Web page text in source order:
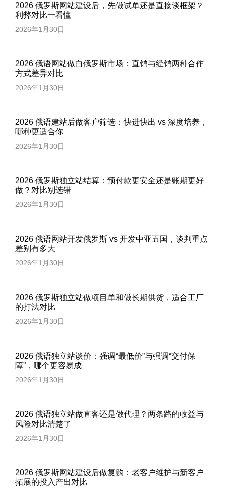
2026 俄罗斯网站建设后，先做试单还是直接谈框架？
利弊对比一看懂
2026年1月30日
2026 俄语网站做白俄罗斯市场：直销与经销两种合作
方式差异对比
2026年1月30日
2026 俄语建站后做客户筛选：快进快出 vs 深度培养，
哪种更适合你
2026年1月30日
2026 俄罗斯独立站结算：预付款更安全还是账期更好
做？对比别选错
2026年1月30日
2026 俄语网站开发俄罗斯 vs 开发中亚五国，谈判重点
差别有多大
2026年1月30日
2026 俄罗斯独立站做项目单和做长期供货，适合工厂
的打法对比
2026年1月30日
2026 俄语独立站谈价：强调“最低价”与强调“交付保
障”，哪个更容易成
2026年1月30日
2026 俄语独立站做直客还是做代理？两条路的收益与
风险对比清楚了
2026年1月30日
2026 俄罗斯网站建设后做复购：老客户维护与新客户
拓展的投入产出对比